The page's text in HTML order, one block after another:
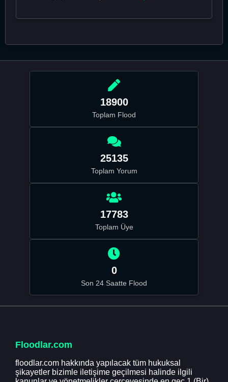
18900
Toplam Flood
25135
Toplam Yorum
17783
Toplam Üye
0
Son 24 Saatte Flood
Floodlar.com
floodlar.com hakkında yapılacak tüm hukuksal
şikayetler bizimle iletişime geçilmesi halinde ilgili